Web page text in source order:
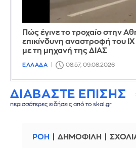
Πώς έγινε το τροχαίο στην
επικίνδυνη αναστροφή του
με τη μηχανή της ΔΙΑΣ
ΕΛΛΑΔΑ 08:57, 09.08.2026
ΔΙΑΒΑΣΤΕ ΕΠΙΣΗΣ
περισσότερες ειδήσεις από το skai.gr
ΡΟΗ ΔΗΜΟΦΙΛΗ